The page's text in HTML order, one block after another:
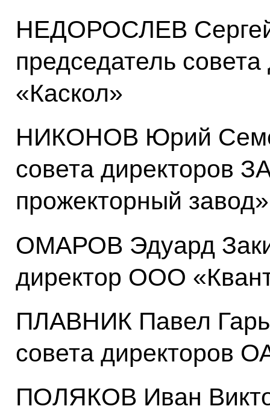
НЕДОРОСЛЕВ Сергей
председатель
«Каскол»
НИКОНОВ Юрий
совета директоров
прожекторный завод»
ОМАРОВ Эдуард
директор ООО
ПЛАВНИК Павел
совета директоров
ПОЛЯКОВ Иван